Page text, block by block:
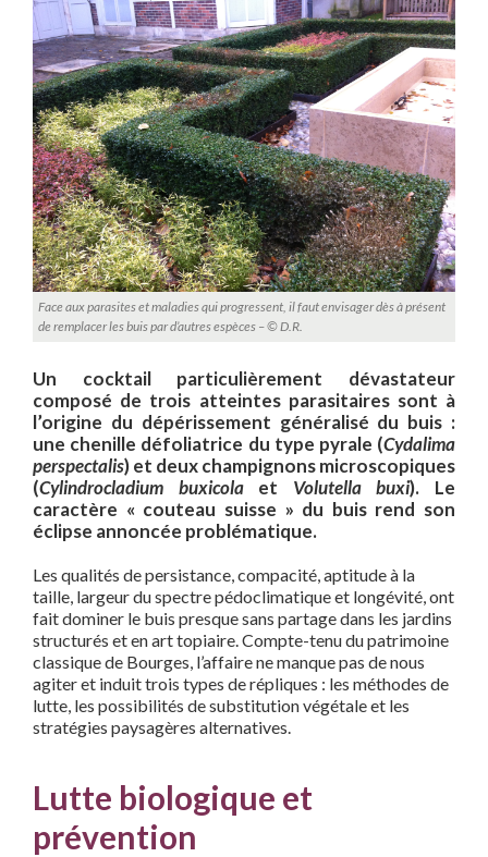
Face aux parasites et maladies qui progressent, il faut envisager dès à présent
de remplacer les buis par d’autres espèces – © D.R.
Un cocktail particulièrement dévastateur
composé de trois atteintes parasitaires sont à
l’origine du dépérissement généralisé du buis :
une chenille défoliatrice du type pyrale (Cydalima
perspectalis) et deux champignons microscopiques
(Cylindrocladium buxicolaet Volutella buxi). Le
caractère « couteau suisse » du buis rend son
éclipse annoncée problématique.
Les qualités de persistance, compacité, aptitude à la
taille, largeur du spectre pédoclimatique et longévité, ont
fait dominer le buis presque sans partage dans les jardins
structurés et en art topiaire. Compte-tenu du patrimoine
classique de Bourges, l’affaire ne manque pas de nous
agiter et induit trois types de répliques : les méthodes de
lutte, les possibilités de substitution végétale et les
stratégies paysagères alternatives.
Lutte biologique et
prévention